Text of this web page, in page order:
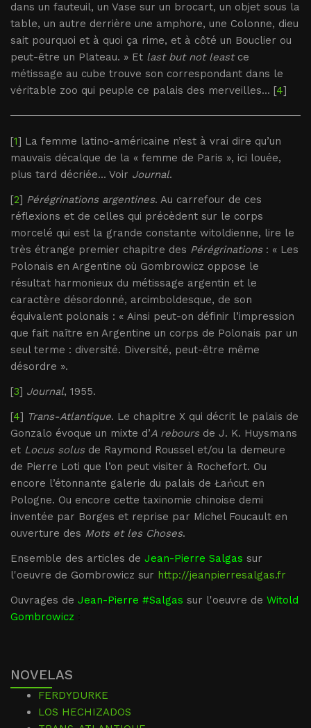
dans un fauteuil, un Vase sur un brocart, un objet sous la
table, un autre derrière une amphore, une Colonne, dieu
sait pourquoi et à quoi ça rime, et à côté un Bouclier ou
peut-être un Plateau. » Et last but not leastce
métissage au cube trouve son correspondant dans le
véritable zoo qui peuple ce palais des merveilles... [4]
[1] La femme latino-américaine n’est à vrai dire qu’un
mauvais décalque de la « femme de Paris », ici louée,
plus tard décriée... Voir Journal.
[2] Pérégrinations argentines. Au carrefour de ces
réflexions et de celles qui précèdent sur le corps
morcelé qui est la grande constante witoldienne, lire le
très étrange premier chapitre des Pérégrinations: « Les
Polonais en Argentine où Gombrowicz oppose le
résultat harmonieux du métissage argentin et le
caractère désordonné, arcimboldesque, de son
équivalent polonais : « Ainsi peut-on définir l’impression
que fait naître en Argentine un corps de Polonais par un
seul terme : diversité. Diversité, peut-être même
désordre ».
[3] Journal, 1955.
[4] Trans-Atlantique. Le chapitre X qui décrit le palais de
Gonzalo évoque un mixte d’A reboursde J. K. Huysmans
et Locus solusde Raymond Roussel et/ou la demeure
de Pierre Loti que l’on peut visiter à Rochefort. Ou
encore l’étonnante galerie du palais de Łańcut en
Pologne. Ou encore cette taxinomie chinoise demi
inventée par Borges et reprise par Michel Foucault en
ouverture des Mots et les Choses.
Ensemble des articles de Jean-Pierre Salgas sur
l'oeuvre de Gombrowicz sur http://jeanpierresalgas.fr
Ouvrages de Jean-Pierre #Salgas sur l'oeuvre de Witold
Gombrowicz
NOVELAS
FERDYDURKE
LOS HECHIZADOS